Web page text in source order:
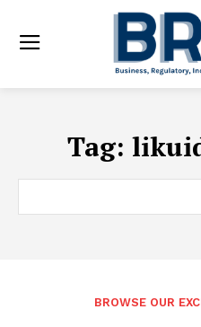
Tag:
BROWSE OUR